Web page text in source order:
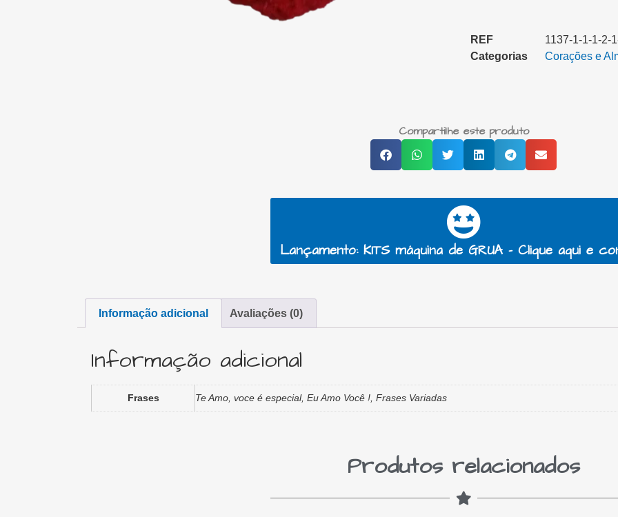
REF
1137-1-1-1-2-
Categorias
Corações e
Compartilhe este produto
Lançamento: KITS máquina de GRUA - Clique aqui e
Informação adicional Avaliações (0)
Informação adicional
Frases Te Amo, voce é especial, Eu Amo Você !, Frases Variadas
Produtos relacionados